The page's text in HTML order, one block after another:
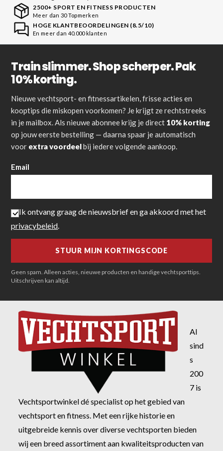
2500+ SPORT EN FITNESS PRODUCTEN
Meer dan 30 Topmerken
HOGE KLANTBEOORDELINGEN (8.5/10)
En meer dan 40.000 klanten
Train slimmer. Shop scherper. Pak
10% korting.
Nieuwe vechtsport- en fitnessartikelen, frisse acties en
kooptips die miskopen voorkomen? Je krijgt ze rechtstreeks
in je mailbox. Als nieuwe abonnee krijg je direct 10% korting
op jouw eerste bestelling — daarna spaar je automatisch
voor extra voordeelbij iedere volgende aankoop.
Email
Ik ontvang graag de nieuwsbrief en ga akkoord met het
privacybeleid.
Geen spam. Alleen acties, nieuwe producten en handige vechtsporttips.
Uitschrijven kan altijd.
Al
sind
s
200
7 is
Vechtsportwinkel dé specialist op het gebied van
vechtsport en fitness. Met een rijke historie en
uitgebreide kennis over diverse vechtsporten bieden
wij een breed assortiment aan kwaliteitsproducten van